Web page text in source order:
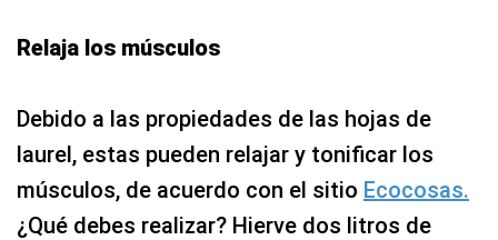
Relaja los músculos
Debido a las propiedades de las hojas de
laurel, estas pueden relajar y tonificar los
músculos, de acuerdo con el sitio Ecocosas.
¿Qué debes realizar? Hierve dos litros de